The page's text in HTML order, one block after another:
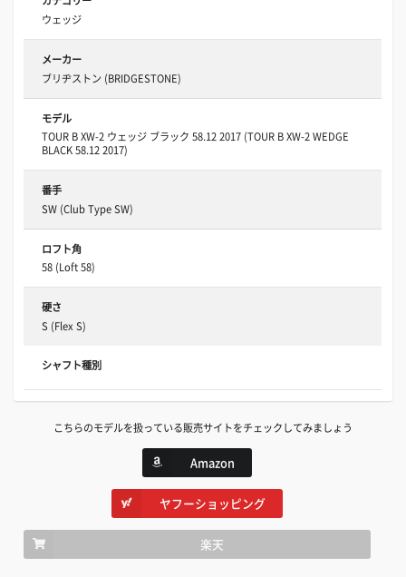
ウェッジ
メーカー
ブリヂストン (BRIDGESTONE)
モデル
TOUR B XW-2 ウェッジ ブラック 58.12 2017 (TOUR B XW-2 WEDGE
BLACK 58.12 2017)
番手
SW (Club Type SW)
ロフト角
58 (Loft 58)
硬さ
S (Flex S)
シャフト種別
こちらのモデルを扱っている販売サイトをチェックしてみましょう
Amazon
ヤフーショッピング
楽天